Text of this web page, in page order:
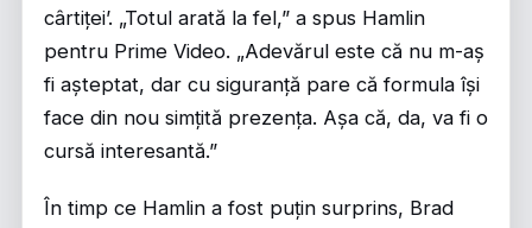
cârtiței’. „Totul arată la fel,” a spus Hamlin
pentru Prime Video. „Adevărul este că nu m-aș
fi așteptat, dar cu siguranță pare că formula își
face din nou simțită prezența. Așa că, da, va fi o
cursă interesantă.”
În timp ce Hamlin a fost puțin surprins, Brad